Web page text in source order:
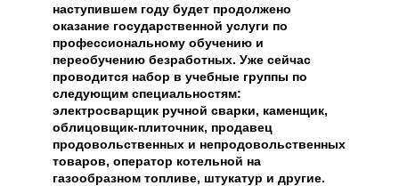
наступившем году будет продолжено
оказание государственной услуги по
профессиональному обучению и
переобучению безработных. Уже сейчас
проводится набор в учебные группы по
следующим специальностям:
электросварщик ручной сварки, каменщик,
облицовщик-плиточник, продавец
продовольственных и непродовольственных
товаров, оператор котельной на
газообразном топливе, штукатур и другие.